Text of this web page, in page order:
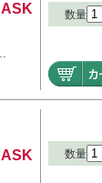
ASK 数量
ASK 数量